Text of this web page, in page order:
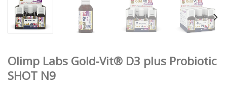
Olimp Labs Gold-Vit® D3 plus Probiotic
SHOT N9